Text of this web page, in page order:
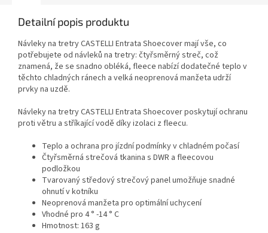
Detailní popis produktu
Návleky na tretry CASTELLI Entrata Shoecover mají vše, co
potřebujete od návleků na tretry: čtyřsměrný streč, což
znamená, že se snadno obléká, fleece nabízí dodatečné teplo v
těchto chladných ránech a velká neoprenová manžeta udrží
prvky na uzdě.
Návleky na tretry CASTELLI Entrata Shoecover poskytují ochranu
proti větru a stříkající vodě díky izolaci z fleecu.
Teplo a ochrana pro jízdní podmínky v chladném počasí
Čtyřsměrná strečová tkanina s DWR a fleecovou
podložkou
Tvarovaný středový strečový panel umožňuje snadné
ohnutí v kotníku
Neoprenová manžeta pro optimální uchycení
Vhodné pro 4 ° -14 ° C
Hmotnost: 163 g